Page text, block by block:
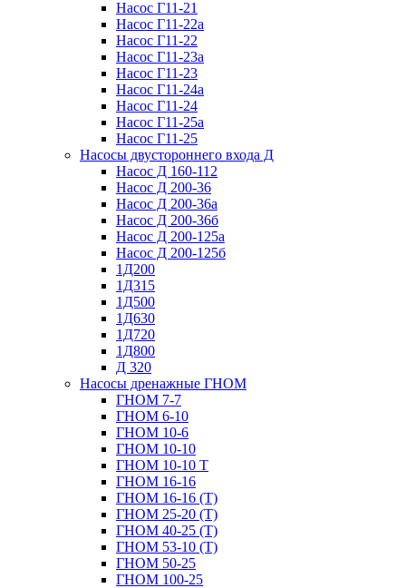
Насос Г11-21
Насос Г11-22а
Насос Г11-22
Насос Г11-23а
Насос Г11-23
Насос Г11-24а
Насос Г11-24
Насос Г11-25а
Насос Г11-25
Насосы двустороннего входа Д
Насос Д 160-112
Насос Д 200-36
Насос Д 200-36а
Насос Д 200-36б
Насос Д 200-125а
Насос Д 200-125б
1Д200
1Д315
1Д500
1Д630
1Д720
1Д800
Д 320
Насосы дренажные ГНОМ
ГНОМ 7-7
ГНОМ 6-10
ГНОМ 10-6
ГНОМ 10-10
ГНОМ 10-10 Т
ГНОМ 16-16
ГНОМ 16-16 (Т)
ГНОМ 25-20 (Т)
ГНОМ 40-25 (Т)
ГНОМ 53-10 (Т)
ГНОМ 50-25
ГНОМ 100-25